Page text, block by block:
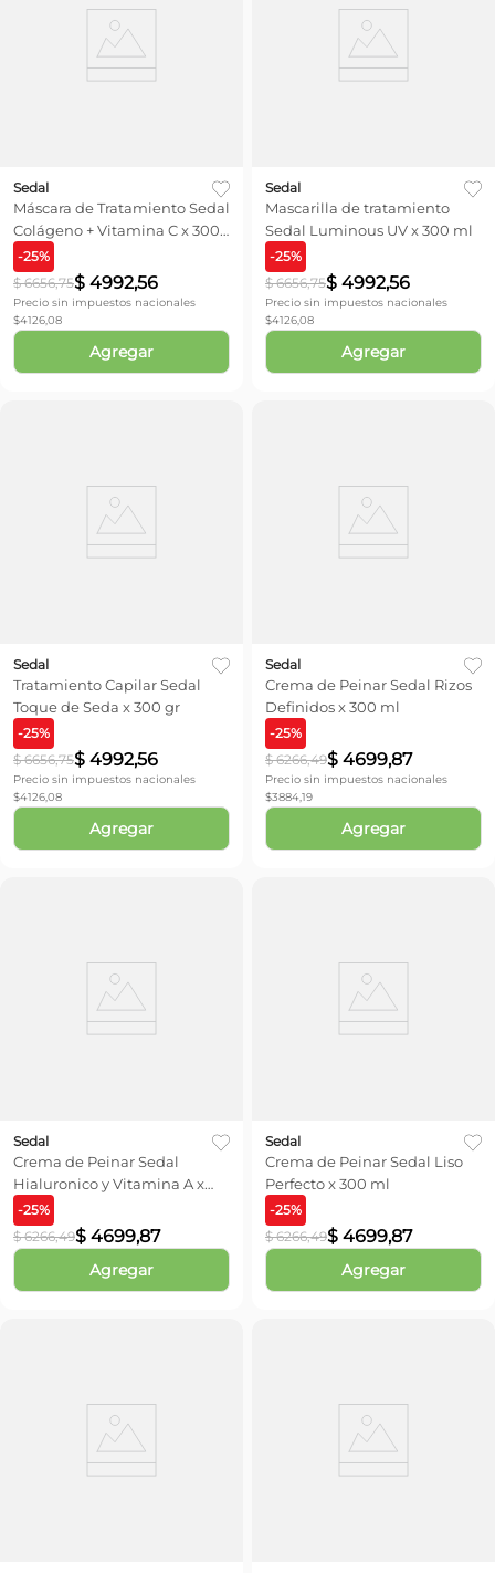
Sedal
Máscara de Tratamiento Sedal
Colágeno + Vitamina C x 300
gr
-25%
$ 6656,75$ 4992,56
Precio sin impuestos nacionales
$4126,08
Agregar
Sedal
Mascarilla de tratamiento
Sedal Luminous UV x 300 ml
-25%
$ 6656,75$ 4992,56
Precio sin impuestos nacionales
$4126,08
Agregar
Sedal
Tratamiento Capilar Sedal
Toque de Seda x 300 gr
-25%
$ 6656,75$ 4992,56
Precio sin impuestos nacionales
$4126,08
Agregar
Sedal
Crema de Peinar Sedal Rizos
Definidos x 300 ml
-25%
$ 6266,49$ 4699,87
Precio sin impuestos nacionales
$3884,19
Agregar
Sedal
Crema de Peinar Sedal
Hialuronico y Vitamina A x
300 ml
-25%
$ 6266,49$ 4699,87
Agregar
Sedal
Crema de Peinar Sedal Liso
Perfecto x 300 ml
-25%
$ 6266,49$ 4699,87
Agregar